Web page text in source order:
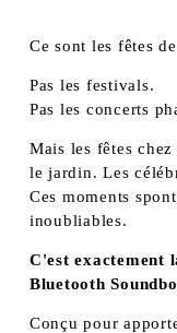
Ce sont les fêtes
Pas les festivals.
Pas les concerts
Mais les fêtes chez
le jardin. Les
Ces moments
inoubliables.
C'est exactement
Bluetooth
Conçu pour